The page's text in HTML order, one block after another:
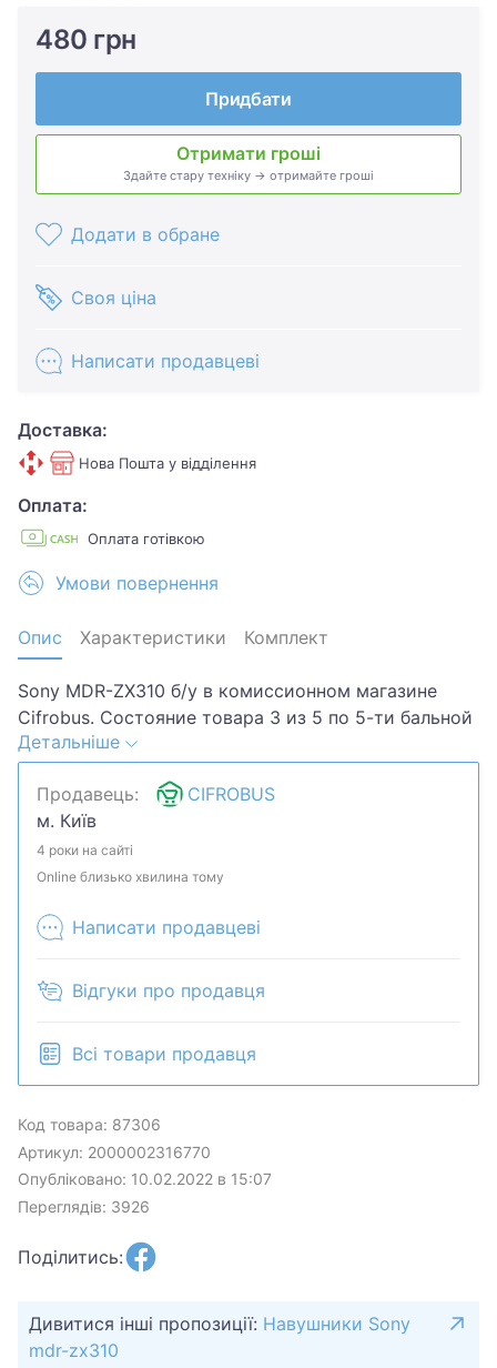
480 грн
Придбати
Отримати гроші
Здайте стару техніку → отримайте гроші
Додати в обране
Своя ціна
Написати продавцеві
Доставка:
Нова Пошта у відділення
Оплата:
Оплата готівкою
Умови повернення
Опис Характеристики Комплект
Sony MDR-ZX310 б/у в комиссионном магазине
Cifrobus. Состояние товара 3 из 5 по 5-ти бальной
системе. Примечание: царапины
потертости.Хотите скидку? Давайте обсудим.
Предложите свою цену и мы посмотрим, что
сможем сделать.Уточняйте наличие и
комплектацию у менеджера. Товар может быть
продан в розничном магазине.
Детальніше
Продавець:
CIFROBUS
м. Київ
4 роки на сайті
Online близько хвилина тому
Написати продавцеві
Відгуки про продавця
Всі товари продавця
Код товара: 87306
Артикул: 2000002316770
Опубліковано: 10.02.2022 в 15:07
Переглядів: 3926
Поділитись:
Дивитися інші пропозиції: Навушники Sony
mdr-zx310